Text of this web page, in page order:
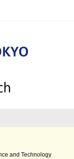
and Technology